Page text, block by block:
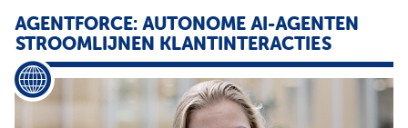
AGENTFORCE: AUTONOME AI-AGENTEN
STROOMLIJNEN KLANTINTERACTIES